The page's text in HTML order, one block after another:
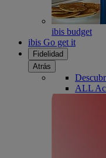
ibis budget
ibis Go get it
Fidelidad
Atrás
ALL